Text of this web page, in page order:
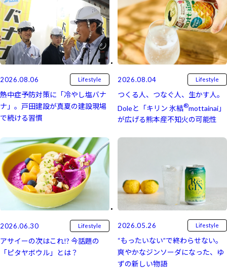
2026.08.06 Lifestyle
熱中症予防対策に「冷やし塩バナ
ナ」。戸田建設が真夏の建設現場
で続ける習慣
2026.08.04 Lifestyle
つくる人、つなぐ人、生かす人。
Doleと「キリン 氷結⁠⁠®mottainai」
が広げる熊本産不知火の可能性
2026.06.30 Lifestyle
アサイーの次はこれ!? 今話題の
「ピタヤボウル」とは？
2026.05.26 Lifestyle
“もったいない”で終わらせない。
爽やかなジンソーダになった、ゆ
ずの新しい物語